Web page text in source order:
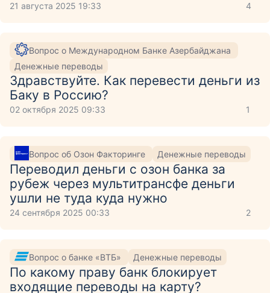
21 августа 2025 19:33 4
Вопрос о Международном Банке Азербайджана
Денежные переводы
Здравствуйте. Как перевести деньги из
Баку в Россию?
02 октября 2025 09:33 1
Вопрос об Озон Факторинге Денежные переводы
Переводил деньги с озон банка за
рубеж через мультитрансфе деньги
ушли не туда куда нужно
24 сентября 2025 00:33 2
Вопрос о банке «ВТБ» Денежные переводы
По какому праву банк блокирует
входящие переводы на карту?